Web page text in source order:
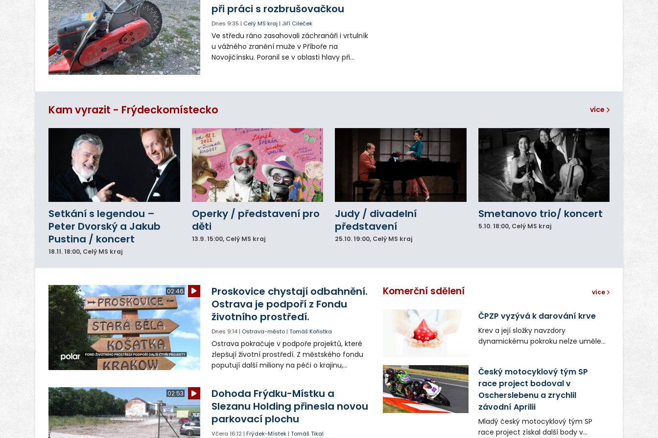
při práci s rozbrušovačkou
Dnes 9:35 | Celý MS kraj |Jiří Cileček
Ve středu ráno zasahovali záchranáři i vrtulník
u vážného zranění muže v Příboře na
Novojičínsku. Poranil se v oblasti hlavy při
nemocnice.
Kam vyrazit - Frýdeckomístecko více
Setkání s legendou –
Peter Dvorský a Jakub
Pustina / koncert
18.11.18:00, Celý MS kraj
Operky / představení pro
děti
13.9. 15:00, Celý MS kraj
Judy / divadelní
představení
25.10.19:00, Celý MS kraj
Smetanovo trio/ koncert
5.10. 18:00, Celý MS kraj
02:46
Proskovice chystají odbahnění.
Ostrava je podpoří z Fondu
životního prostředí.
Dnes 9:14 | Ostrava-město |Tomáš Kořistka
Ostrava pokračuje v podpoře projektů, které
zlepšují životní prostředí. Z městského fondu
poputují další miliony na péči o krajinu,
02:53
Dohoda Frýdku-Místku a
Slezanu Holding přinesla novou
parkovací plochu
Včera 16:12 |Frýdek-Místek |Tomáš Tikal
Komerční sdělení více
ČPZP vyzývá k darování krve
Krev a její složky navzdory
dynamickému pokroku nelze uměle
nenahraditelnou tělní tekutinu
neobejde. Naléhavá potřeba doplnit
krevní zásoby nastává vždy v létě,
kdy stoupá počet úrazů. Česká
průmyslová zdravotní pojišťovna
(ČPZP) apeluje na všechny, kteří se
Český motocyklový tým SP
race project bodoval v
Oscherslebenu a zrychlil
závodní Aprilii
Mladý český motocyklový tým SP
race project získal další body v